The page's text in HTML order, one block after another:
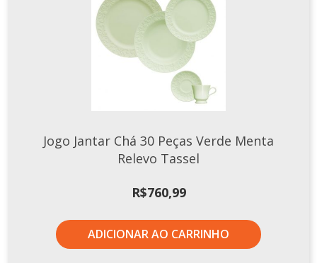
Jogo Jantar Chá 30 Peças Verde Menta
Relevo Tassel
R$760,99
ADICIONAR AO CARRINHO